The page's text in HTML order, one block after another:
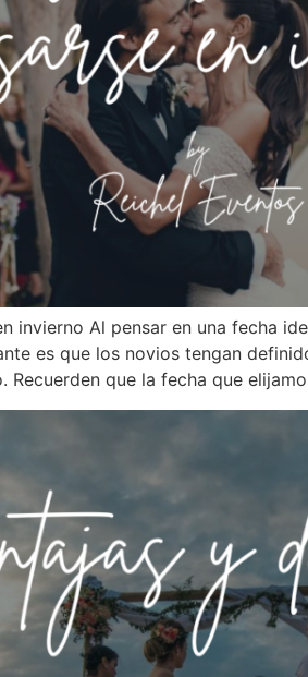
invierno Al pensar en una fecha
es que los novios tengan
Recuerden que la fecha que